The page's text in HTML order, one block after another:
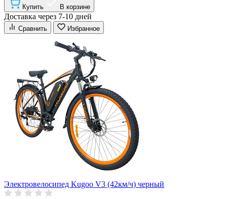
Купить В корзине
Доставка через 7-10 дней
Сравнить Избранное
Электровелосипед Kugoo V3 (42км/ч) черный